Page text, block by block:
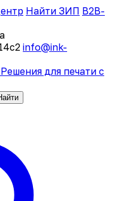
Найти ЗИП B2B-
info@ink-
Решения для печати с